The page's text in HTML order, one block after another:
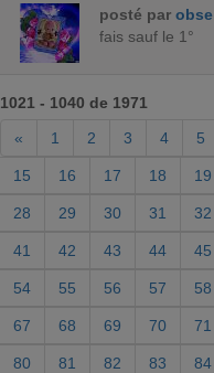
posté par obse
fais sauf le 1°
1021 - 1040 de 1971
«
1 2 3 4 5
15 16 17 18 19
28 29 30 31 32
41 42 43 44 45
54 55 56 57 58
67 68 69 70 71
80 81 82 83 84